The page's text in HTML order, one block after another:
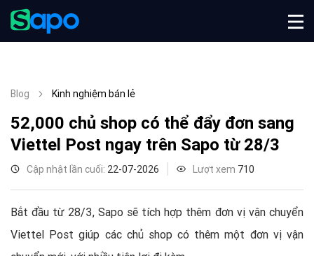
Blog Kinh nghiệm bán lẻ
52,000 chủ shop có thể đẩy đơn sang
Viettel Post ngay trên Sapo từ 28/3
Cập nhật lần cuối: 22-07-2026 Lượt xem 710
Bắt đầu từ 28/3, Sapo sẽ tích hợp thêm đơn vị vận chuyển
Viettel Post giúp các chủ shop có thêm một đơn vị vận